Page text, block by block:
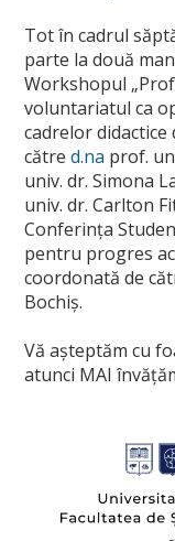
Tot în cadrul
parte la două
Workshopul
voluntariatul ca
cadrelor
către d.na prof.
univ. dr. Simona
univ. dr. Carlton
Conferința
pentru progres
coordonată de
Bochiș.
Vă așteptăm cu
atunci MAI